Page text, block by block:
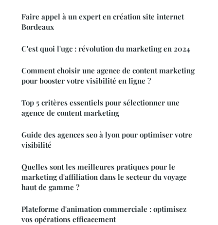
Faire appel à un expert en création site internet
Bordeaux
C'est quoi l'ugc : révolution du marketing en 2024
Comment choisir une agence de content marketing
pour booster votre visibilité en ligne ?
Top 5 critères essentiels pour sélectionner une
agence de content marketing
Guide des agences seo à lyon pour optimiser votre
visibilité
Quelles sont les meilleures pratiques pour le
marketing d'affiliation dans le secteur du voyage
haut de gamme ?
Plateforme d'animation commerciale : optimisez
vos opérations efficacement